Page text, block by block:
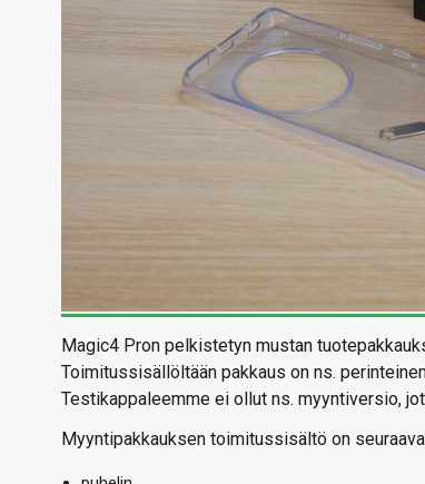
Magic4 Pron pelkistetyn mustan
Toimitussisällöltään pakkaus on ns.
Testikappaleemme ei ollut ns. myyntiversio,
Myyntipakkauksen toimitussisältö on